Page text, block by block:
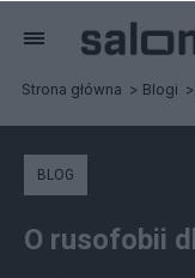
Strona główna Blogi
BLOG
O rusofobii